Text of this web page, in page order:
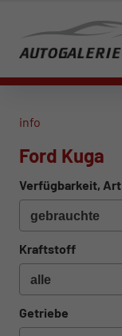
info
Ford Kuga
Verfügbarkeit, Art
Kraftstoff
Getriebe